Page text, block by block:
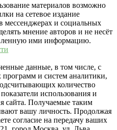
материалов возможно
на сетевое издание
мессенджерах и социальных
мнение авторов и не несёт
ими информацию.
данные, в том числе, с
и систем аналитики,
количество
использования и
сайта. Получаемые таким
вашу личность. Продолжая
согласие на передачу ваших